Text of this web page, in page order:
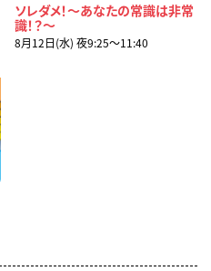
ソレダメ！～あなたの常識は非常
識！？～
8月12日(水) 夜9:25〜11:40